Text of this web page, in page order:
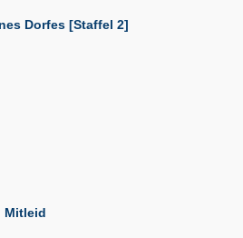
Dorfes [Staffel 2]
Mitleid